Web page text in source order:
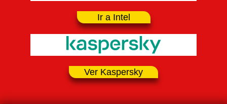
Ir a Intel
Ver Kaspersky